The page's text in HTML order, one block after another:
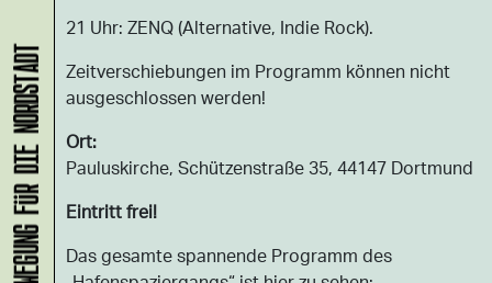
21 Uhr: ZENQ (Alternative, Indie Rock).
Zeitverschiebungen im Programm können nicht
ausgeschlossen werden!
Ort:
Pauluskirche, Schützenstraße 35, 44147 Dortmund
Eintritt frei!
Das gesamte spannende Programm des